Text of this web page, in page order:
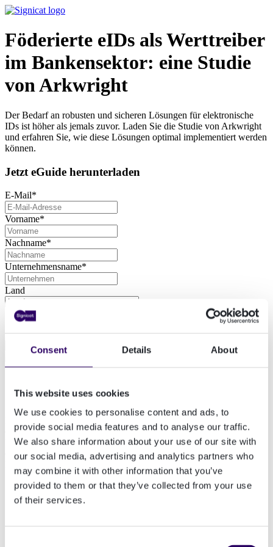
Consent Details About
This website uses cookies
We use cookies to personalise content and ads, to
provide social media features and to analyse our traffic.
We also share information about your use of our site with
our social media, advertising and analytics partners who
may combine it with other information that you’ve
provided to them or that they’ve collected from your use
of their services.
Föderierte eIDs als Werttreiber
im Bankensektor: eine Studie
von Arkwright
Der Bedarf an robusten und sicheren Lösungen für elektronische
IDs ist höher als jemals zuvor. Laden Sie die Studie von Arkwright
und erfahren Sie, wie diese Lösungen optimal implementiert werden
können.
Jetzt eGuide herunterladen
E-Mail*
Vorname*
Nachname*
Unternehmensname*
Land
Datenschutzerklärung von Signicat*
In dieser Fallstudie wird detailliert untersucht, wie Schweden,
Norwegen, Finnland und Dänemark erfolgreiche eID-Lösungen
entwickelt haben. Die skandinavischen Länder nehmen eine
Vorreiterrolle ein, wenn es um die Akzeptanz von eIDs geht. Für
den Rest der Welt ist es daher essenziell, von diesen Ländern zu
In dieser Fallstudie erfahren Sie: